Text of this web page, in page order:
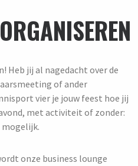
ORGANISEREN
Heb jij al nagedacht over de
of ander
vier je jouw feest hoe jij
met activiteit of zonder:
mogelijk.
onze business lounge